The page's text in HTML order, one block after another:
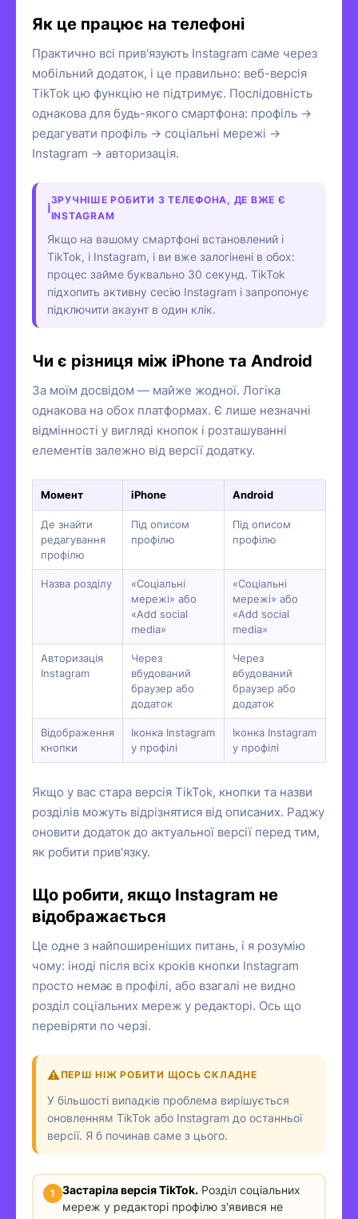
Як це працює на телефоні
Практично всі прив'язують Instagram саме через
мобільний додаток, і це правильно: веб-версія
TikTok цю функцію не підтримує. Послідовність
однакова для будь-якого смартфона: профіль →
редагувати профіль → соціальні мережі →
Instagram → авторизація.
ЗРУЧНІШЕ РОБИТИ З ТЕЛЕФОНА, ДЕ ВЖЕ Є
INSTAGRAM
Якщо на вашому смартфоні встановлений і
TikTok, і Instagram, і ви вже залогінені в обох:
процес займе буквально 30 секунд. TikTok
підхопить активну сесію Instagram і запропонує
підключити акаунт в один клік.
Чи є різниця між iPhone та Android
За моїм досвідом — майже жодної. Логіка
однакова на обох платформах. Є лише незначні
відмінності у вигляді кнопок і розташуванні
елементів залежно від версії додатку.
Момент iPhone Android
Де знайти
редагування
профілю
Під описом
профілю
Під описом
профілю
Назва розділу
«Соціальні
мережі» або
«Add social
media»
«Соціальні
мережі» або
«Add social
media»
Авторизація
Instagram
Через
вбудований
браузер або
додаток
Через
вбудований
браузер або
додаток
Відображення
кнопки
Іконка Instagram
у профілі
Іконка Instagram
у профілі
Якщо у вас стара версія TikTok, кнопки та назви
розділів можуть відрізнятися від описаних. Раджу
оновити додаток до актуальної версії перед тим,
як робити прив'язку.
Що робити, якщо Instagram не
відображається
Це одне з найпоширеніших питань, і я розумію
чому: іноді після всіх кроків кнопки Instagram
просто немає в профілі, або взагалі не видно
розділ соціальних мереж у редакторі. Ось що
перевіряти по черзі.
ПЕРШ НІЖ РОБИТИ ЩОСЬ СКЛАДНЕ
У більшості випадків проблема вирішується
оновленням TikTok або Instagram до останньої
версії. Я б починав саме з цього.
Застаріла версія TikTok.Розділ соціальних
мереж у редакторі профілю з'явився не